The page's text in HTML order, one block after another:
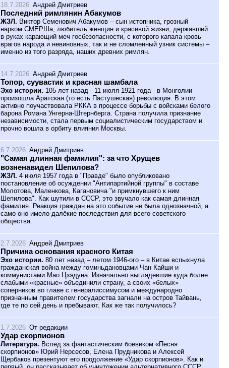
18.7.2026 Андрей Дмитриев
Последний римлянин Абакумов
ЖЗЛ. Виктор Семенович Абакумов – сын истопника, грозный
нарком СМЕРШа, любитель женщин и красивой жизни, державший
в руках карающий меч госбезопасности, с которого капала кровь
врагов народа и невиновных, так и не сломленный узник системы –
именно из того разряда, наших древних римлян.
14.7.2026 Андрей Дмитриев
Топор, суувастик и красная шамбала
Эхо истории. 105 лет назад - 11 июля 1921 года - в Монголии
произошла Аратская (то есть Пастушеская) революция. В этом
активно поучаствовала РККА в процессе борьбы с войсками белого
барона Романа Унгерна-Штернберга. Страна получила признание
независимости, стала первым социалистическим государством и
прочно вошла в орбиту влияния Москвы.
6.7.2026 Андрей Дмитриев
"Самая длинная фамилия": за что Хрущев
возненавидел Шепилова?
ЖЗЛ. 4 июля 1957 года в "Правде" было опубликовано
постановление об осуждении "Антипартийной группы" в составе
Молотова, Маленкова, Кагановича "и примкнувшего к ним
Шепилова". Как шутили в СССР, это звучало как самая длинная
фамилия. Реакция граждан на это событие не была однозначной, а
само оно имело далёкие последствия для всего советского
общества.
2.7.2026 Андрей Дмитриев
Причина основания красного Китая
Эхо истории. 80 лет назад – летом 1946-ого – в Китае вспыхнула
гражданская война между гоминьдановцами Чан Кайши и
коммунистами Мао Цзэдуна. Изначально выглядевшие куда более
слабыми «красные» объединили страну, а своих «белых»
соперников во главе с генералиссимусом и международно
признанным правителем государства загнали на остров Тайвань,
где те по сей день и пребывают. Как же так получилось?
1.7.2026 От редакции
Удар скорпионов
Литература. Вслед за фантастическим боевиком «Песня
скорпионов» Юрий Нерсесов, Елена Прудникова и Алексей
Щербаков презентуют его продолжение «Удар скорпионов». Как и